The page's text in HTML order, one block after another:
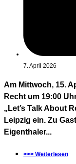
7. April 2026
Am Mittwoch, 15.
Recht um 19:00
„Let’s Talk About
Leipzig ein. Zu
Eigenthaler...
>>> Weiterlesen